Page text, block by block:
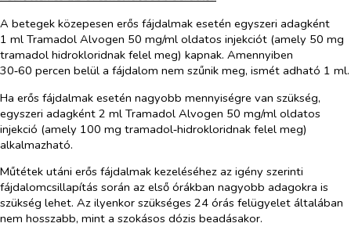
A betegek közepesen erős fájdalmak esetén egyszeri adagként
1 ml Tramadol Alvogen 50 mg/ml oldatos injekciót (amely 50 mg
tramadol hidrokloridnak felel meg) kapnak. Amennyiben
30‑60 percen belül a fájdalom nem szűnik meg, ismét adható 1 ml.
Ha erős fájdalmak esetén nagyobb mennyiségre van szükség,
egyszeri adagként 2 ml Tramadol Alvogen 50 mg/ml oldatos
injekció (amely 100 mg tramadol‑hidrokloridnak felel meg)
alkalmazható.
Műtétek utáni erős fájdalmak kezeléséhez az igény szerinti
fájdalomcsillapítás során az első órákban nagyobb adagokra is
szükség lehet. Az ilyenkor szükséges 24 órás felügyelet általában
nem hosszabb, mint a szokásos dózis beadásakor.